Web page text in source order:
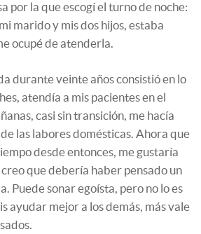
por la que escogí el turno de noche:
marido y mis dos hijos, estaba
ocupé de atenderla.
durante veinte años consistió en lo
atendía a mis pacientes en el
casi sin transición, me hacía
las labores domésticas. Ahora que
desde entonces, me gustaría
que debería haber pensado un
Puede sonar egoísta, pero no lo es
ayudar mejor a los demás, más vale